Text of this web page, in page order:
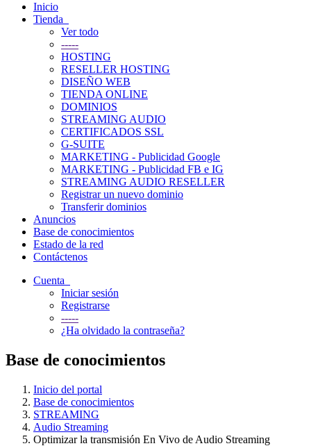
Inicio
Tienda
Ver todo
-----
HOSTING
RESELLER HOSTING
DISEÑO WEB
TIENDA ONLINE
DOMINIOS
STREAMING AUDIO
CERTIFICADOS SSL
G-SUITE
MARKETING - Publicidad Google
MARKETING - Publicidad FB e IG
STREAMING AUDIO RESELLER
Registrar un nuevo dominio
Transferir dominios
Anuncios
Base de conocimientos
Estado de la red
Contáctenos
Cuenta
Iniciar sesión
Registrarse
-----
¿Ha olvidado la contraseña?
Base de conocimientos
Inicio del portal
Base de conocimientos
STREAMING
Audio Streaming
Optimizar la transmisión En Vivo de Audio Streaming